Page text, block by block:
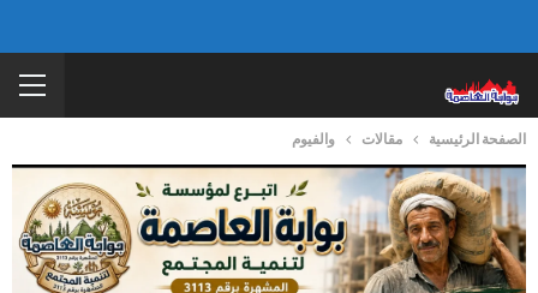
الصفحة الرئيسية مقالات والفيوم